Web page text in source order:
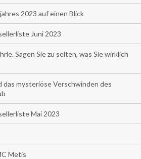
2023 auf einen Blick
Juni 2023
Sagen Sie zu selten, was Sie wirklich
das mysteriöse Verschwinden des
Mai 2023
Metis